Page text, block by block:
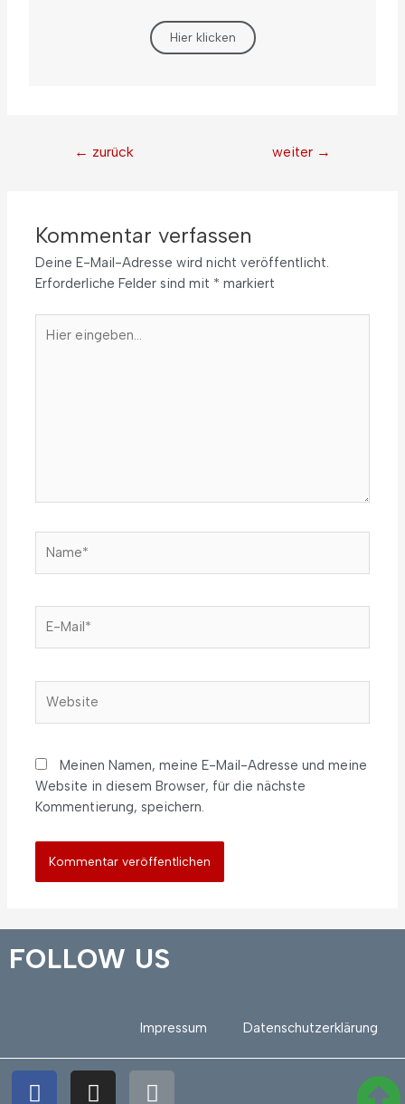
Hier klicken
← zurück weiter →
Kommentar verfassen
Deine E-Mail-Adresse wird nicht veröffentlicht.
Erforderliche Felder sind mit * markiert
Meinen Namen, meine E-Mail-Adresse und meine
Website in diesem Browser, für die nächste
Kommentierung, speichern.
FOLLOW US
Impressum Datenschutzerklärung